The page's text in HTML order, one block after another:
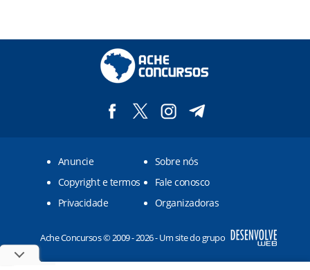
Anuncie
Sobre nós
Copyright e termos
Fale conosco
Privacidade
Organizadoras
Ache Concursos © 2009 - 2026 - Um site do grupo